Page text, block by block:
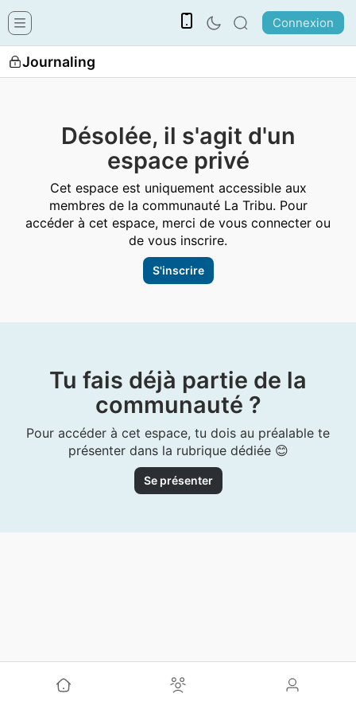
Connexion
Journaling
Désolée, il s'agit d'un
espace privé
Cet espace est uniquement accessible aux
membres de la communauté La Tribu. Pour
accéder à cet espace, merci de vous connecter ou
de vous inscrire.
S'inscrire
Tu fais déjà partie de la
communauté ?
Pour accéder à cet espace, tu dois au préalable te
présenter dans la rubrique dédiée 😊
Se présenter